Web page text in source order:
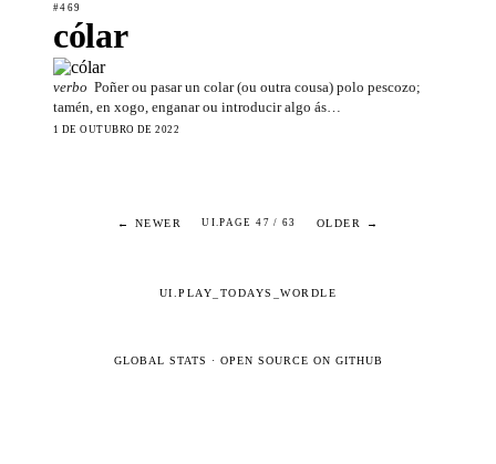
#469
cólar
verbo Poñer ou pasar un colar (ou outra cousa) polo pescozo;
tamén, en xogo, enganar ou introducir algo ás…
1 DE OUTUBRO DE 2022
← NEWER UI.PAGE 47 / 63 OLDER →
UI.PLAY_TODAYS_WORDLE
GLOBAL STATS · OPEN SOURCE ON GITHUB